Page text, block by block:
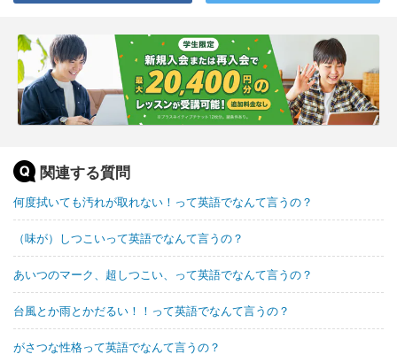
関連する質問
何度拭いても汚れが取れない！って英語でなんて言うの？
（味が）しつこいって英語でなんて言うの？
あいつのマーク、超しつこい、って英語でなんて言うの？
台風とか雨とかだるい！！って英語でなんて言うの？
がさつな性格って英語でなんて言うの？